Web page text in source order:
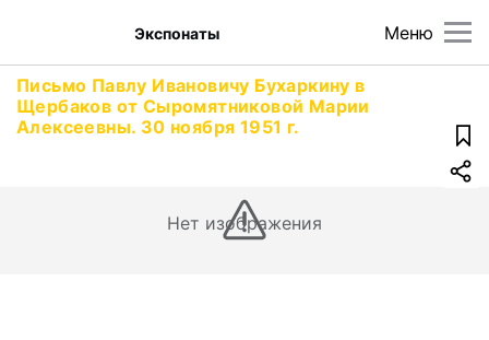
Меню
Экспонаты
Письмо Павлу Ивановичу Бухаркину в
Щербаков от Сыромятниковой Марии
Алексеевны. 30 ноября 1951 г.
Нет изображения